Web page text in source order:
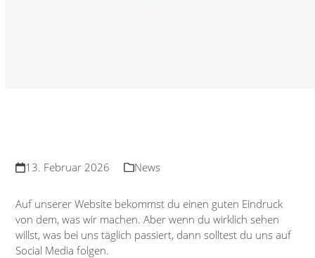
13. Februar 2026 News
Auf unserer Website bekommst du einen guten Eindruck
von dem, was wir machen. Aber wenn du wirklich sehen
willst, was bei uns täglich passiert, dann solltest du uns auf
Social Media folgen.